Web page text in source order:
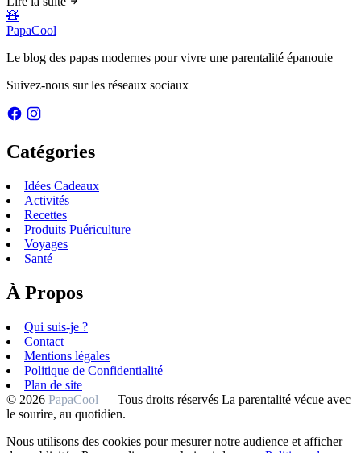
🧸
PapaCool
Le blog des papas modernes pour vivre une parentalité épanouie
Suivez-nous sur les réseaux sociaux
Catégories
Idées Cadeaux
Activités
Recettes
Produits Puériculture
Voyages
Santé
À Propos
Qui suis-je ?
Contact
Mentions légales
Politique de Confidentialité
Plan de site
© 2026 PapaCool — Tous droits réservés La parentalité vécue avec
le sourire, au quotidien.
Nous utilisons des cookies pour mesurer notre audience et afficher